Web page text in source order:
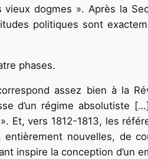
dogmes ». Après la
politiques sont
phases.
assez bien à la
d’un régime absolutiste
Et, vers 1812-1813, les
nouvelles, de
inspire la conception d’un